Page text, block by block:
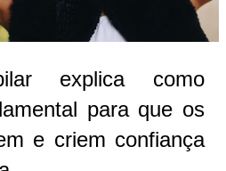
explica como
para que os
e criem confiança